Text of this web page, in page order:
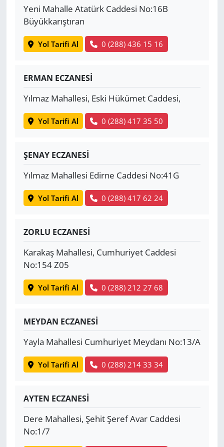
Yeni Mahalle Atatürk Caddesi No:16B
Büyükkarıştıran
Yol Tarifi Al 0 (288) 436 15 16
ERMAN ECZANESİ
Yılmaz Mahallesi, Eski Hükümet Caddesi,
Yol Tarifi Al 0 (288) 417 35 50
ŞENAY ECZANESİ
Yılmaz Mahallesi Edirne Caddesi No:41G
Yol Tarifi Al 0 (288) 417 62 24
ZORLU ECZANESİ
Karakaş Mahallesi, Cumhuriyet Caddesi
No:154 Z05
Yol Tarifi Al 0 (288) 212 27 68
MEYDAN ECZANESİ
Yayla Mahallesi Cumhuriyet Meydanı No:13/A
Yol Tarifi Al 0 (288) 214 33 34
AYTEN ECZANESİ
Dere Mahallesi, Şehit Şeref Avar Caddesi
No:1/7